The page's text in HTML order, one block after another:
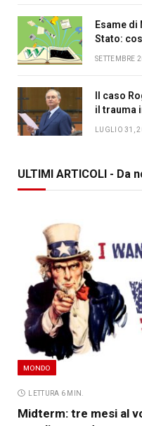
Esame di
Stato:
SETTEMBRE
Il caso
il trauma
LUGLIO 31,
ULTIMI ARTICOLI - Da
MONDO
LETTURA 6 MIN.
Midterm: tre mesi al